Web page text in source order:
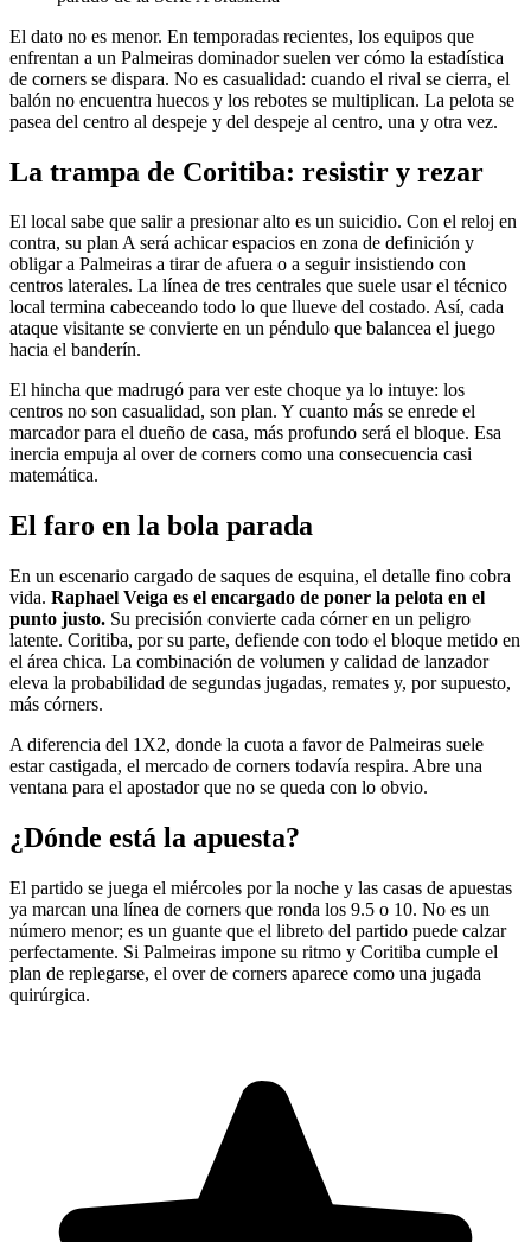
El dato no es menor. En temporadas recientes, los equipos que
enfrentan a un Palmeiras dominador suelen ver cómo la estadística
de corners se dispara. No es casualidad: cuando el rival se cierra, el
balón no encuentra huecos y los rebotes se multiplican. La pelota se
pasea del centro al despeje y del despeje al centro, una y otra vez.
La trampa de Coritiba: resistir y rezar
El local sabe que salir a presionar alto es un suicidio. Con el reloj en
contra, su plan A será achicar espacios en zona de definición y
obligar a Palmeiras a tirar de afuera o a seguir insistiendo con
centros laterales. La línea de tres centrales que suele usar el técnico
local termina cabeceando todo lo que llueve del costado. Así, cada
ataque visitante se convierte en un péndulo que balancea el juego
hacia el banderín.
El hincha que madrugó para ver este choque ya lo intuye: los
centros no son casualidad, son plan. Y cuanto más se enrede el
marcador para el dueño de casa, más profundo será el bloque. Esa
inercia empuja al over de corners como una consecuencia casi
matemática.
El faro en la bola parada
En un escenario cargado de saques de esquina, el detalle fino cobra
vida. Raphael Veiga es el encargado de poner la pelota en el
punto justo. Su precisión convierte cada córner en un peligro
latente. Coritiba, por su parte, defiende con todo el bloque metido en
el área chica. La combinación de volumen y calidad de lanzador
eleva la probabilidad de segundas jugadas, remates y, por supuesto,
más córners.
A diferencia del 1X2, donde la cuota a favor de Palmeiras suele
estar castigada, el mercado de corners todavía respira. Abre una
ventana para el apostador que no se queda con lo obvio.
¿Dónde está la apuesta?
El partido se juega el miércoles por la noche y las casas de apuestas
ya marcan una línea de corners que ronda los 9.5 o 10. No es un
número menor; es un guante que el libreto del partido puede calzar
perfectamente. Si Palmeiras impone su ritmo y Coritiba cumple el
plan de replegarse, el over de corners aparece como una jugada
quirúrgica.